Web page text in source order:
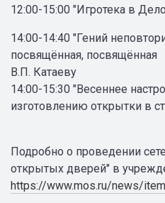
12:00-15:00 "Игротека в
14:00-14:40 "Гений
посвящённая, посвящённая
В.П. Катаеву
14:00-15:30 "Весеннее
изготовлению открытки в
Подробно о проведении
открытых дверей" в
https://www.mos.ru/news/